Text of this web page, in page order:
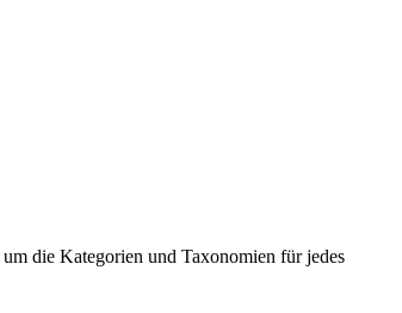
die Kategorien und Taxonomien für jedes